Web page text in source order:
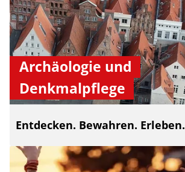
Archäologie und
Denkmalpflege
Entdecken. Bewahren. Erleben.